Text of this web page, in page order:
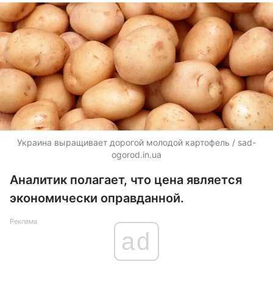
Украина выращивает дорогой молодой картофель / sad-
ogorod.in.ua
Аналитик полагает, что цена является
экономически оправданной.
Реклама
ad